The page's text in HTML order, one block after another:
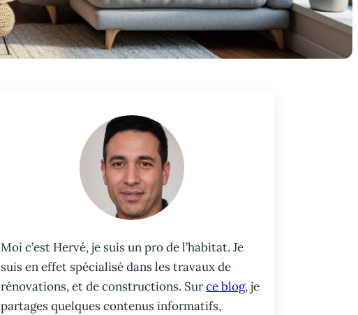
Moi c’est Hervé, je suis un pro de l’habitat. Je
suis en effet spécialisé dans les travaux de
rénovations, et de constructions. Surce blog, je
partages quelques contenus informatifs,